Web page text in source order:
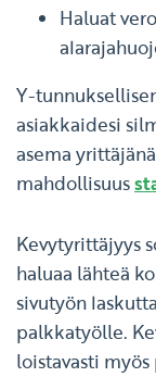
Haluat
Y-
asiakkaidesi
asema
mahdollisuus
Kevytyrittäjyys
haluaa lähteä
sivutyön
palkkatyölle.
loistavasti